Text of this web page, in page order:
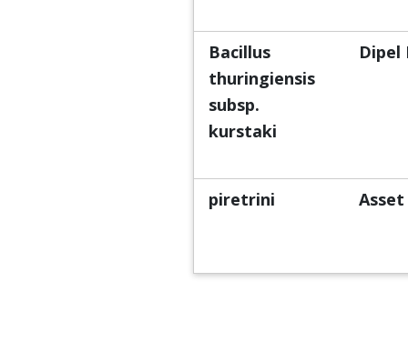
Bacillus
thuringiensis
subsp.
kurstaki
Dipel
piretrini Asset